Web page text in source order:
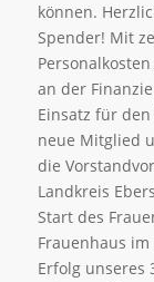
können.
Spender! Mit
an der
Einsatz für
neue Mitglied
die
Landkreis
Start des
Frauenhaus
Erfolg unseres